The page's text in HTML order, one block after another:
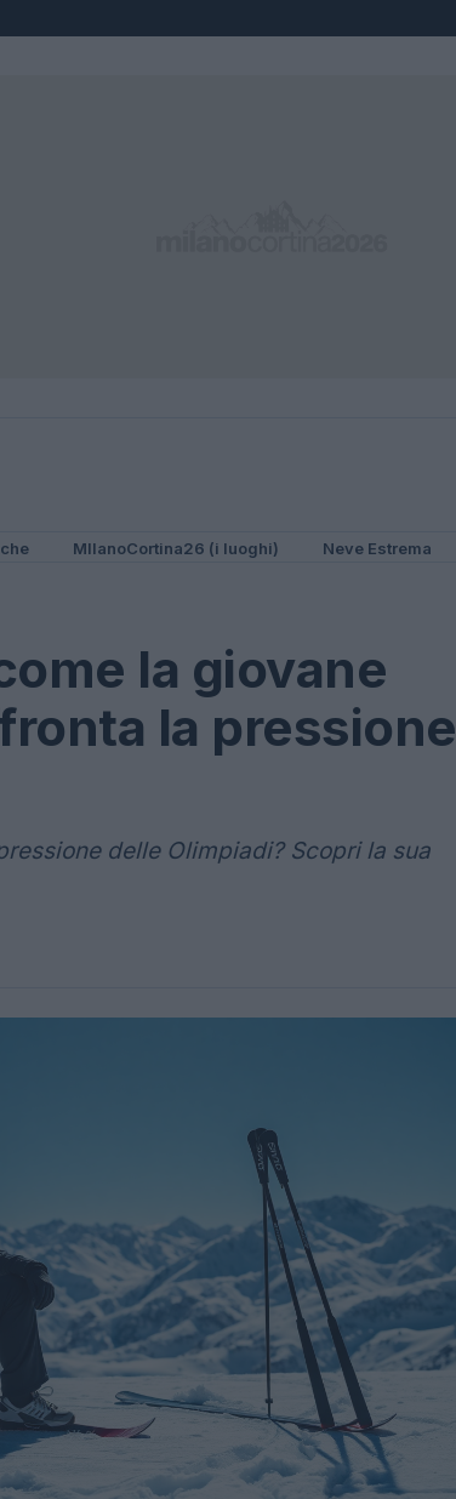
MIlanoCortina26 (i luoghi) Neve Estrema
la giovane
la pressione
delle Olimpiadi? Scopri la sua